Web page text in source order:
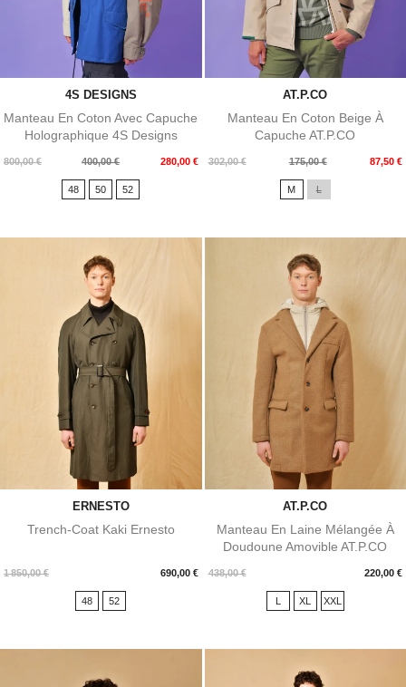
4S DESIGNS
Manteau En Coton Avec Capuche
Holographique 4S Designs
800,00 €
Prix
400,00 € 280,00 €
Prix
48 50 52
AT.P.CO
Manteau En Coton Beige À
Capuche AT.P.CO
302,00 €
Prix
175,00 € 87,50 €
Prix
M L
ERNESTO
Trench-Coat Kaki Ernesto
1 850,00 € 690,00 €
Prix
48 52
AT.P.CO
Manteau En Laine Mélangée À
Doudoune Amovible AT.P.CO
438,00 € 220,00 €
Prix
L XL XXL